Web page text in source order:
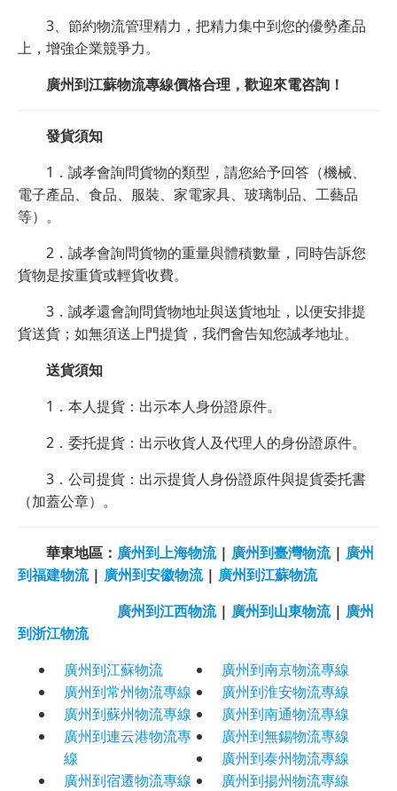
3、節約物流管理精力，把精力集中到您的優勢產品
上，增強企業競爭力。
廣州到江蘇物流專線價格合理，歡迎來電咨詢！
發貨須知
1．誠孝會詢問貨物的類型，請您給予回答（機械、
電子產品、食品、服裝、家電家具、玻璃制品、工藝品
等）。
2．誠孝會詢問貨物的重量與體積數量，同時告訴您
貨物是按重貨或輕貨收費。
3．誠孝還會詢問貨物地址與送貨地址，以便安排提
貨送貨；如無須送上門提貨，我們會告知您誠孝地址。
送貨須知
1．本人提貨：出示本人身份證原件。
2．委托提貨：出示收貨人及代理人的身份證原件。
3．公司提貨：出示提貨人身份證原件與提貨委托書
（加蓋公章）。
華東地區： 廣州到上海物流| 廣州到臺灣物流| 廣州
到福建物流| 廣州到安徽物流| 廣州到江蘇物流
廣州到江西物流| 廣州到山東物流| 廣州
到浙江物流
廣州到江蘇物流
廣州到南京物流專線
廣州到常州物流專線
廣州到淮安物流專線
廣州到蘇州物流專線
廣州到南通物流專線
廣州到連云港物流專
線
廣州到無錫物流專線
廣州到泰州物流專線
廣州到宿遷物流專線
廣州到揚州物流專線